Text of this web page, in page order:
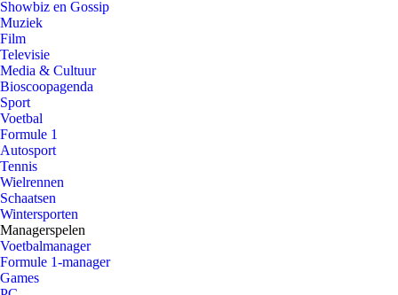
Showbiz en Gossip
Muziek
Film
Televisie
Media & Cultuur
Bioscoopagenda
Sport
Voetbal
Formule 1
Autosport
Tennis
Wielrennen
Schaatsen
Wintersporten
Managerspelen
Voetbalmanager
Formule 1-manager
Games